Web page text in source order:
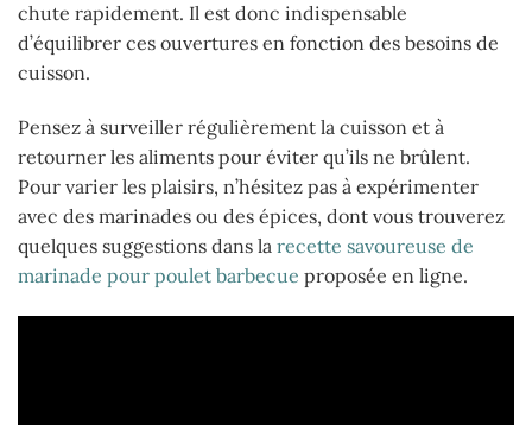
chute rapidement. Il est donc indispensable
d’équilibrer ces ouvertures en fonction des besoins de
cuisson.
Pensez à surveiller régulièrement la cuisson et à
retourner les aliments pour éviter qu’ils ne brûlent.
Pour varier les plaisirs, n’hésitez pas à expérimenter
avec des marinades ou des épices, dont vous trouverez
quelques suggestions dans la recette savoureuse de
marinade pour poulet barbecue proposée en ligne.